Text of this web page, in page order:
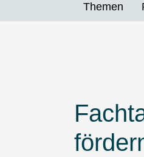
Themen